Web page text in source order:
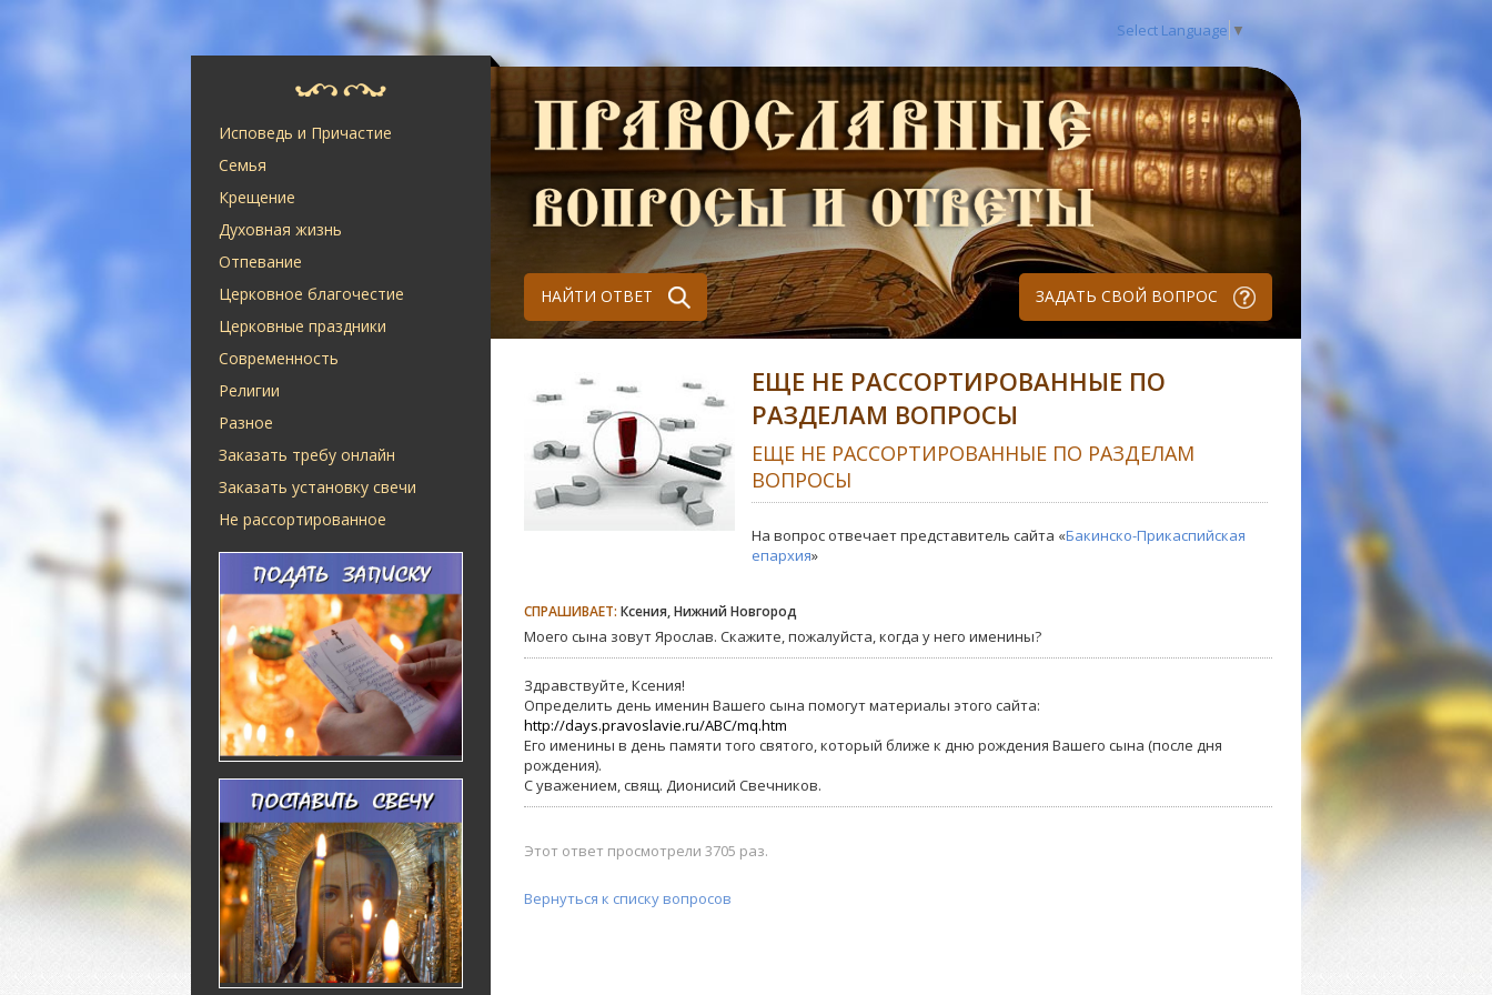
Select Language ▼
Исповедь и Причастие
Семья
Крещение
Духовная жизнь
Отпевание
Церковное благочестие
Церковные праздники
Современность
Религии
Разное
Заказать требу онлайн
Заказать установку свечи
Не рассортированное
НАЙТИ ОТВЕТ ЗАДАТЬ СВОЙ ВОПРОС
ЕЩЕ НЕ РАССОРТИРОВАННЫЕ ПО
РАЗДЕЛАМ ВОПРОСЫ
ЕЩЕ НЕ РАССОРТИРОВАННЫЕ ПО РАЗДЕЛАМ
ВОПРОСЫ
На вопрос отвечает представитель сайта «Бакинско-Прикаспийская
епархия»
СПРАШИВАЕТ: Ксения, Нижний Новгород
Моего сына зовут Ярослав. Скажите, пожалуйста, когда у него именины?
Здравствуйте, Ксения!
Определить день именин Вашего сына помогут материалы этого сайта:
http://days.pravoslavie.ru/ABC/mq.htm
Его именины в день памяти того святого, который ближе к дню рождения Вашего сына (после дня
рождения).
С уважением, свящ. Дионисий Свечников.
Этот ответ просмотрели 3705 раз.
Вернуться к списку вопросов